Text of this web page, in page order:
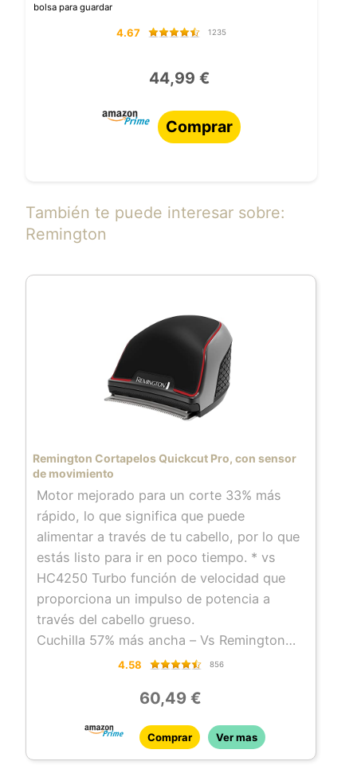
bolsa para guardar
4.67 1235
44,99 €
Comprar
También te puede interesar sobre:
Remington
Remington Cortapelos Quickcut Pro, con sensor
de movimiento
Motor mejorado para un corte 33% más
rápido, lo que significa que puede
alimentar a través de tu cabello, por lo que
estás listo para ir en poco tiempo. * vs
HC4250 Turbo función de velocidad que
proporciona un impulso de potencia a
través del cabello grueso.
Cuchilla 57% más ancha – Vs Remington
Standard Hair Clippers. Puedes cortar tu
más cabello en menos pasadas para
resultados más rápidos.
12 peines guía (1,5 – 25 mm). Ya sea que
lleves tu cabello corto o largo, el
4.58 856
60,49 €
Comprar Ver mas